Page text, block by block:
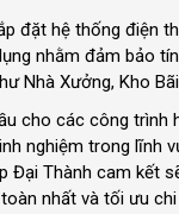
đặt hệ thống điện
nhằm đảm bảo
Nhà Xưởng, Kho
cho các công trình
nghiệm trong lĩnh
Đại Thành cam kết
nhất và tối ưu